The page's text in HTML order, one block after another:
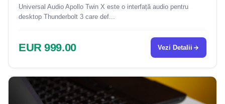
Universal Audio Apollo Twin X este o interfață audio pentru
desktop Thunderbolt 3 care def...
EUR 999.00 Vezi Detalii